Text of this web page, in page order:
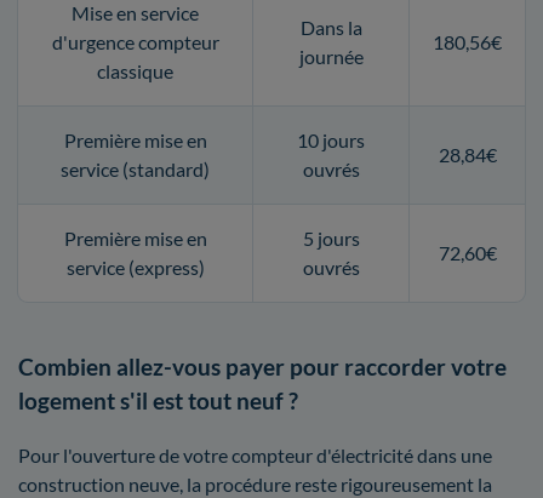
Mise en service
d'urgence compteur
classique
Dans la
journée
180,56€
Première mise en
service (standard)
10 jours
ouvrés
28,84€
Première mise en
service (express)
5 jours
ouvrés
72,60€
Combien allez-vous payer pour raccorder votre
logement s'il est tout neuf ?
Pour l'ouverture de votre compteur d'électricité dans une
construction neuve, la procédure reste rigoureusement la